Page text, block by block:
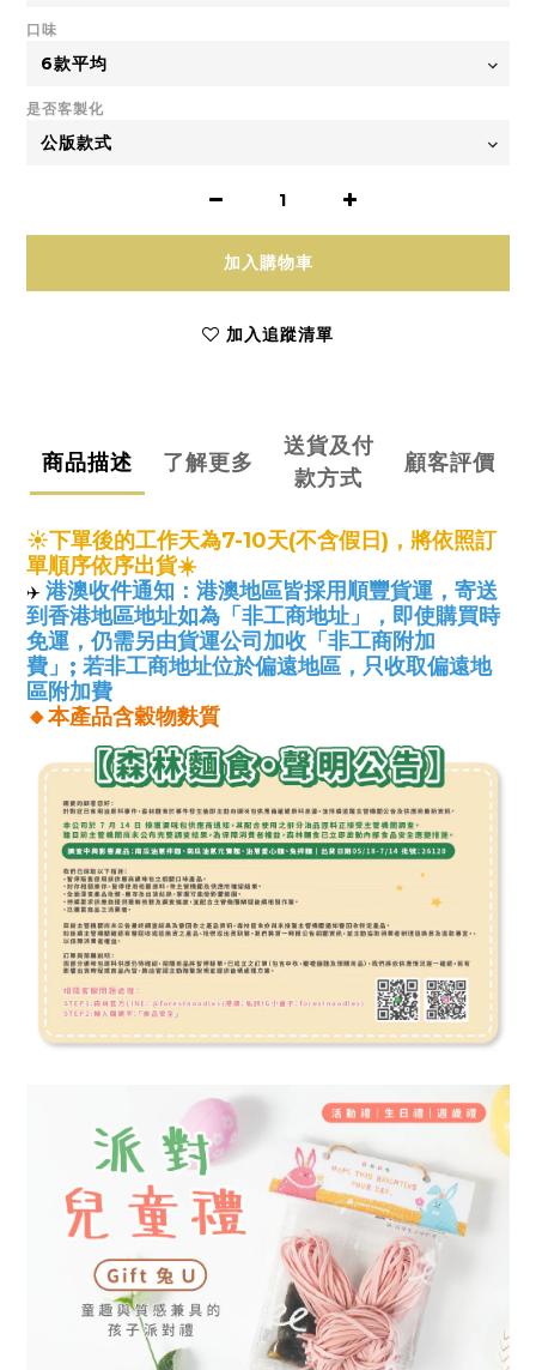
口味
是否客製化
加入購物車
加入追蹤清單
商品描述 了解更多
送貨及付
款方式
顧客評價
☀️下單後的工作天為7-10天(不含假日)，將依照訂
單順序依序出貨☀️
✈️ 港澳收件通知：港澳地區皆採用順豐貨運，寄送
到香港地區地址如為「非工商地址」，即使購買時
免運，仍需另由貨運公司加收 「非工商附加
費」; 若非工商地址位於偏遠地區，只收取偏遠地
區附加費
🔸本產品含穀物麩質